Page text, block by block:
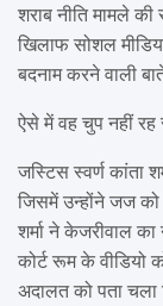
शराब नीति मामले
खिलाफ सोशल
बदनाम करने वाली
ऐसे में वह चुप नहीं
जस्टिस स्वर्ण कांता
जिसमें उन्होंने जज को
शर्मा ने केजरीवाल
कोर्ट रूम के वीडियो
अदालत को पता चला